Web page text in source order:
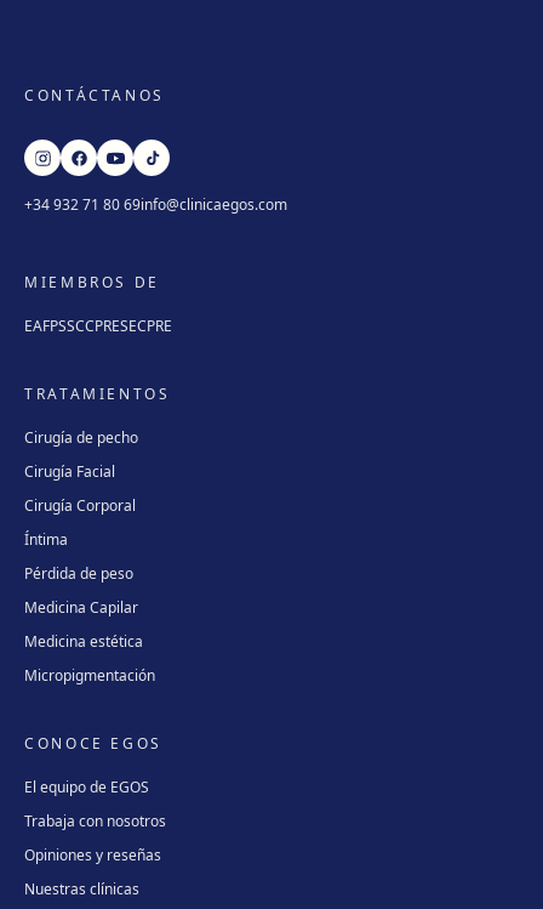
CONTÁCTANOS
+34 932 71 80 69info@clinicaegos.com
MIEMBROS DE
EAFPSSCCPRESECPRE
TRATAMIENTOS
Cirugía de pecho
Cirugía Facial
Cirugía Corporal
Íntima
Pérdida de peso
Medicina Capilar
Medicina estética
Micropigmentación
CONOCE EGOS
El equipo de EGOS
Trabaja con nosotros
Opiniones y reseñas
Nuestras clínicas